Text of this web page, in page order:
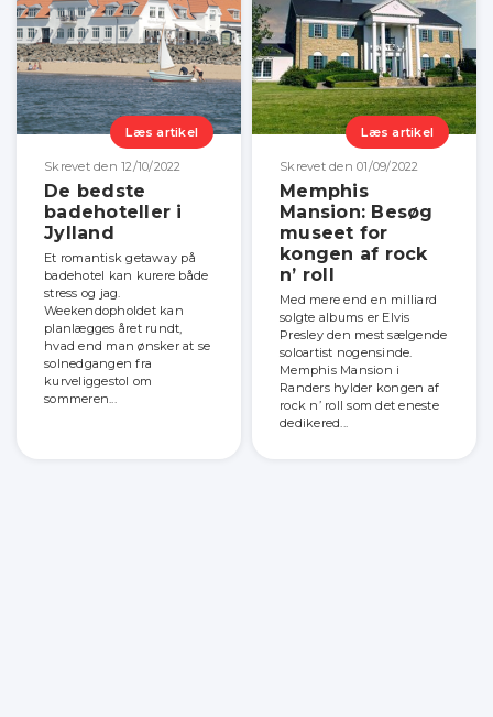
Læs artikel
Skrevet den 12/10/2022
De bedste
badehoteller i
Jylland
Et romantisk getaway på
badehotel kan kurere både
stress og jag.
Weekendopholdet kan
planlægges året rundt,
hvad end man ønsker at se
solnedgangen fra
kurveliggestol om
sommeren...
Læs artikel
Skrevet den 01/09/2022
Memphis
Mansion: Besøg
museet for
kongen af rock
n’ roll
Med mere end en milliard
solgte albums er Elvis
Presley den mest sælgende
soloartist nogensinde.
Memphis Mansion i
Randers hylder kongen af
rock n’ roll som det eneste
dedikered...